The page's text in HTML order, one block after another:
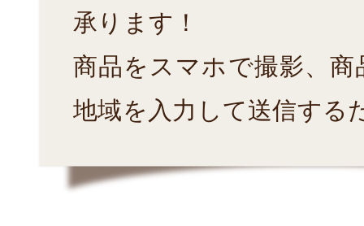
承ります！
商品をスマホで撮影、
地域を入力して送信する